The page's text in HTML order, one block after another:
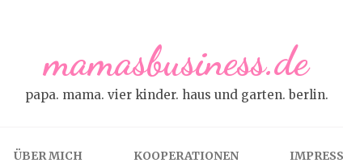
mamasbusiness.de
papa. mama. vier kinder. haus und garten. berlin.
ÜBER MICH KOOPERATIONEN